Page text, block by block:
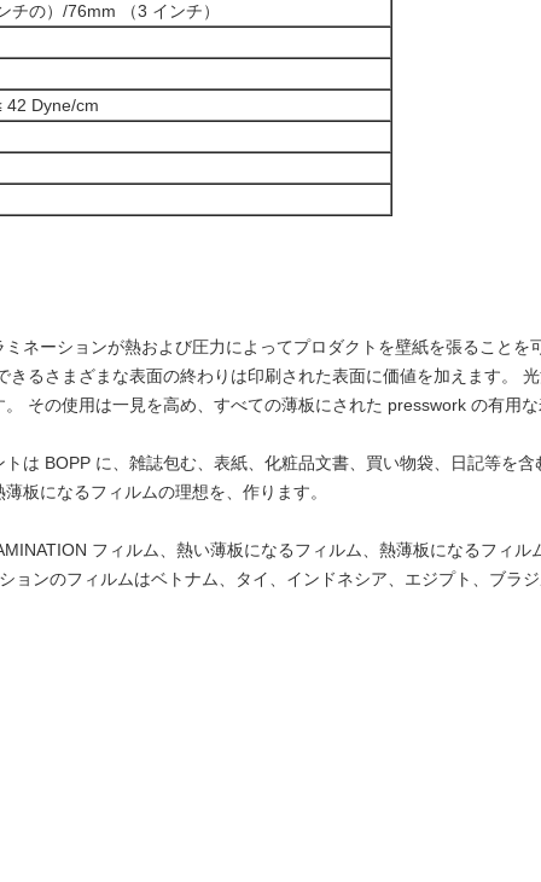
チの）/76mm （3 インチ）
42 Dyne/cm
ネーションが熱および圧力によってプロダクトを壁紙を張ること
るさまざまな表面の終わりは印刷された表面に価値を加えます。
その使用は一見を高め、すべての薄板にされた presswork の有用
は BOPP に、雑誌包む、表紙、化粧品文書、買い物袋、日記等を
板になるフィルムの理想を、作ります。
フィルム、熱い薄板になるフィルム、熱薄板になるフィ
ョンのフィルムはベトナム、タイ、インドネシア、エジプト、ブラ